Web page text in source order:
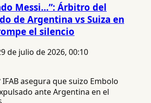
Messi…”: Árbitro del
de Argentina vs Suiza en
el silencio
de julio de 2026, 00:10